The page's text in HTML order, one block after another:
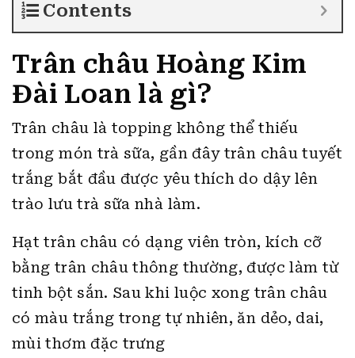
Contents
Trân châu Hoàng Kim
Đài Loan là gì?
Trân châu là topping không thể thiếu
trong món trà sữa, gần đây trân châu tuyết
trắng bắt đầu được yêu thích do dậy lên
trào lưu trà sữa nhà làm.
Hạt trân châu có dạng viên tròn, kích cỡ
bằng trân châu thông thường, được làm từ
tinh bột sắn. Sau khi luộc xong trân châu
có màu trắng trong tự nhiên, ăn dẻo, dai,
mùi thơm đặc trưng